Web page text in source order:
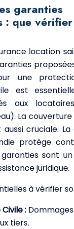
garanties
: que
location
une
est
aux
La
cruciale.
protège
garanties sont
juridique.
à vérifier
:
tiers.